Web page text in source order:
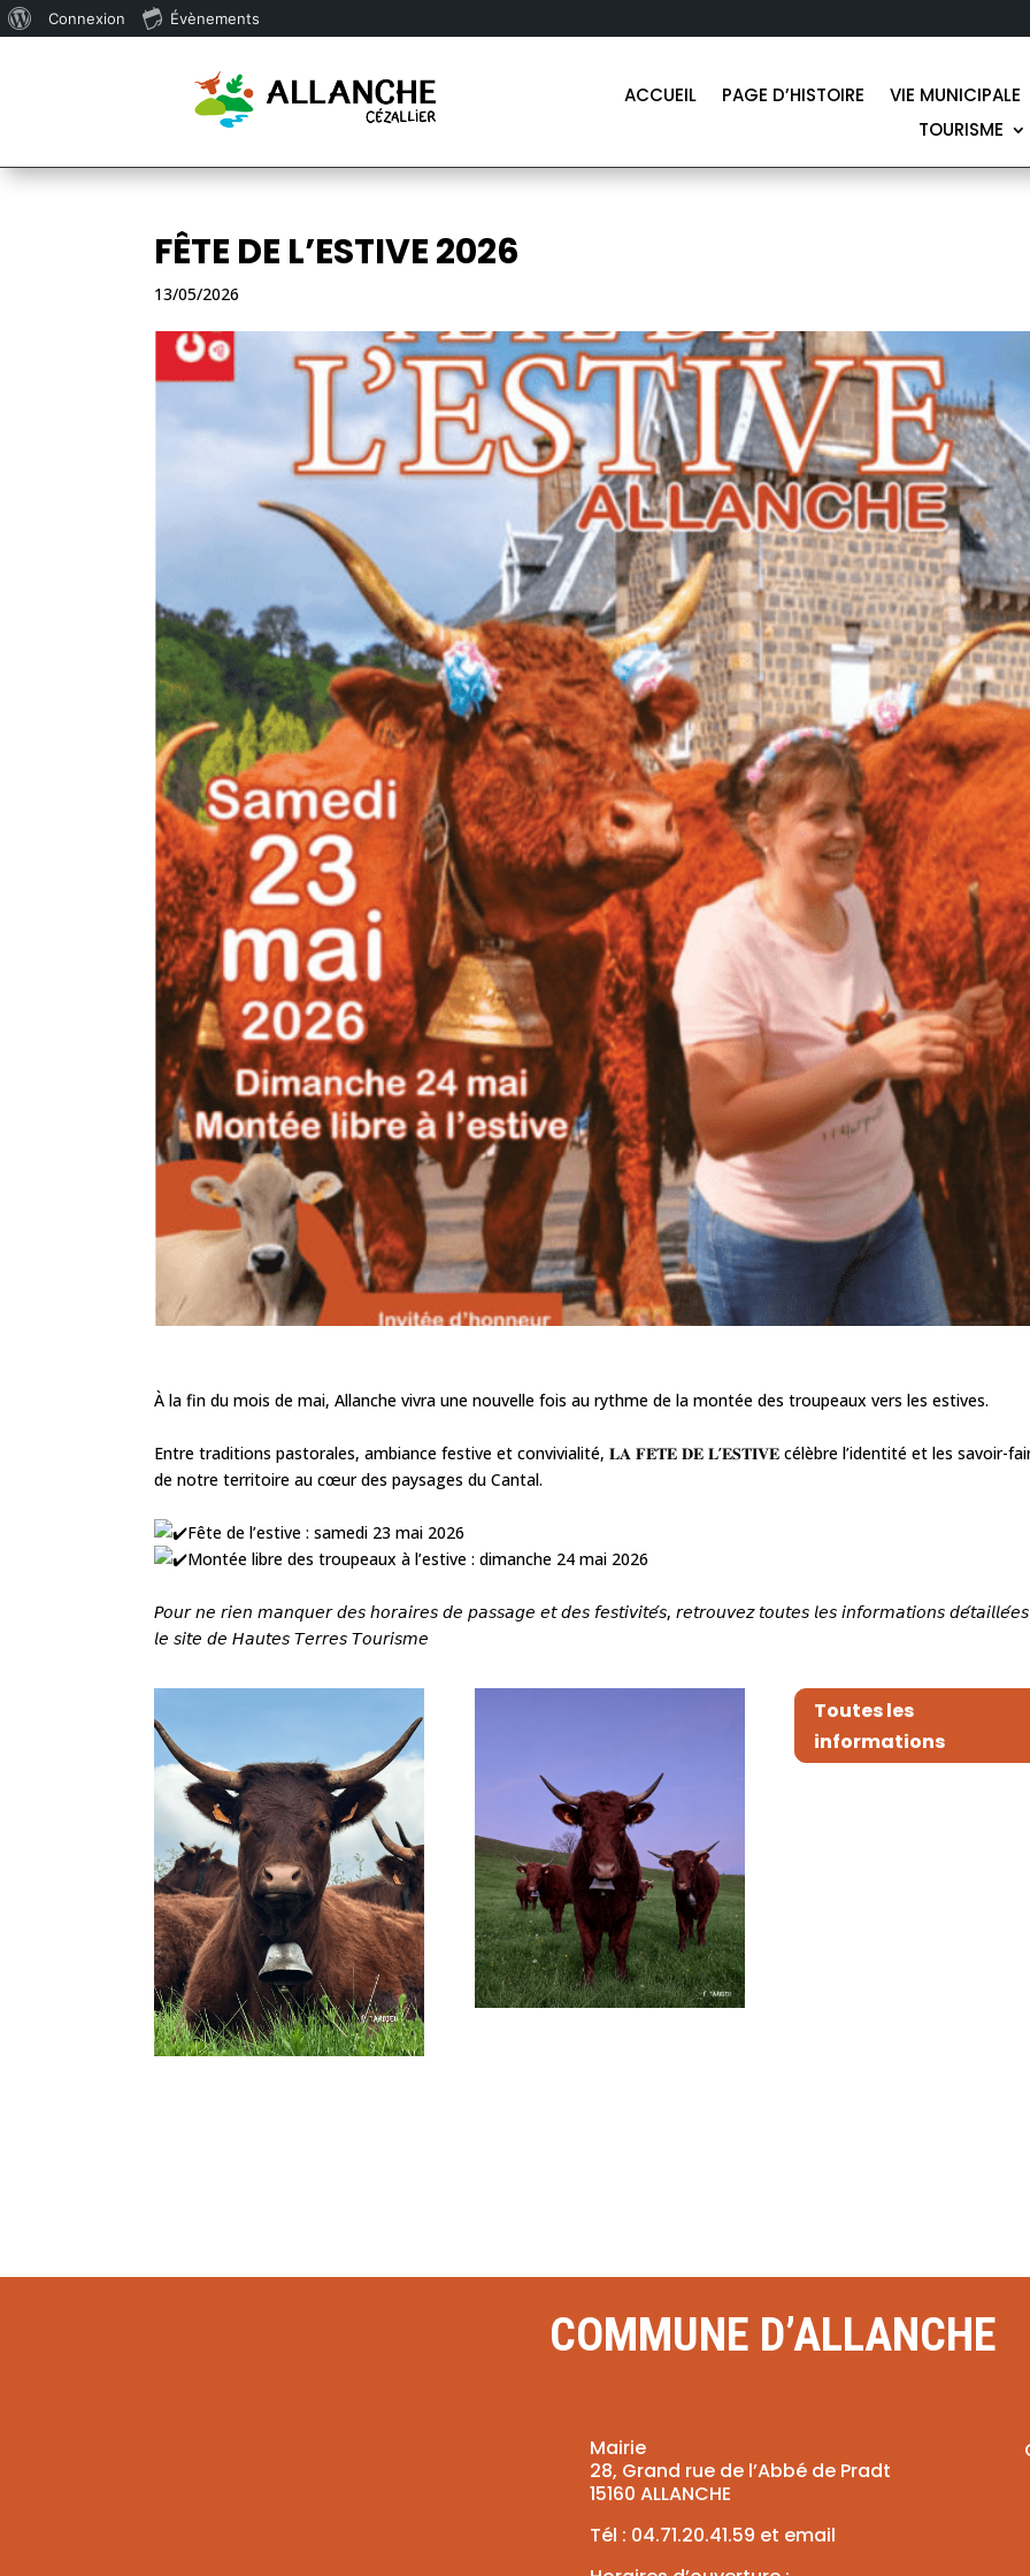
ACCUEIL PAGE D’HISTOIRE
VIE MUNICIPALE
TOURISME
FÊTE DE L’ESTIVE 2026
13/05/2026
À la fin du mois de mai, Allanche vivra une nouvelle fois au rythme de la montée des troupeaux vers les estives.
Entre traditions pastorales, ambiance festive et convivialité, 𝐋𝐀 𝐅𝐄̈𝐓𝐄 𝐃𝐄 𝐋’𝐄𝐒𝐓𝐈𝐕𝐄 célèbre l’identité et les savoir-
de notre territoire au cœur des paysages du Cantal.
Fête de l’estive : samedi 23 mai 2026
Montée libre des troupeaux à l’estive : dimanche 24 mai 2026
𝘗𝘰𝘶𝘳 𝘯𝘦 𝘳𝘪𝘦𝘯 𝘮𝘢𝘯𝘲𝘶𝘦𝘳 𝘥𝘦𝘴 𝘩𝘰𝘳𝘢𝘪𝘳𝘦𝘴 𝘥𝘦 𝘱𝘢𝘴𝘴𝘢𝘨𝘦 𝘦𝘵 𝘥𝘦𝘴 𝘧𝘦𝘴𝘵𝘪𝘷𝘪𝘵𝘦́𝘴, 𝘳𝘦𝘵𝘳𝘰𝘶𝘷𝘦𝘻 𝘵𝘰𝘶𝘵𝘦𝘴 𝘭𝘦𝘴 𝘪𝘯𝘧𝘰𝘳𝘮𝘢𝘵𝘪𝘰𝘯𝘴
𝘭𝘦 𝘴𝘪𝘵𝘦 𝘥𝘦 𝘏𝘢𝘶𝘵𝘦𝘴 𝘛𝘦𝘳𝘳𝘦𝘴 𝘛𝘰𝘶𝘳𝘪𝘴𝘮𝘦
Toutes les
informations
COMMUNE D’ALLANCHE
Mairie
28, Grand rue de l’Abbé de Pradt
15160 ALLANCHE
Tél : 04.71.20.41.59 et email
Connexion Évènements